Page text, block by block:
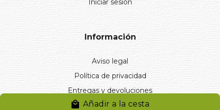
Añadir a la cesta
Iniciar sesión
Información
Aviso legal
Política de privacidad
Entregas y devoluciones
Desistimiento